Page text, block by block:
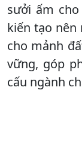
sưởi ấm
kiến tạo nên
cho mảnh
vững, góp
cấu ngành